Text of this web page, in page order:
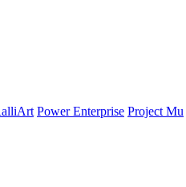
Power Enterprise Project Mu